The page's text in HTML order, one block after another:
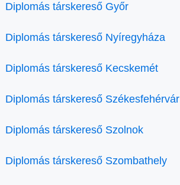
Diplomás társkereső Győr
Diplomás társkereső Nyíregyháza
Diplomás társkereső Kecskemét
Diplomás társkereső Székesfehérvár
Diplomás társkereső Szolnok
Diplomás társkereső Szombathely